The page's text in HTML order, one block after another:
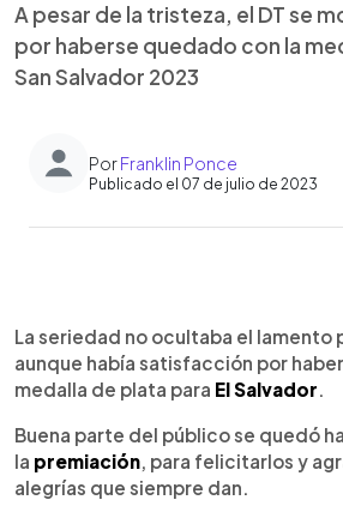
A pesar de la tristeza, el DT se
por haberse quedado con la
San Salvador 2023
PorFranklin Ponce
Publicado el 07 de julio de 2023
► Escuchar artículo
La seriedad no ocultaba el lamento
aunque había satisfacción por
medalla de plata para El Salvador.
Buena parte del público se quedó
la premiación, para felicitarlos y
alegrías que siempre dan.